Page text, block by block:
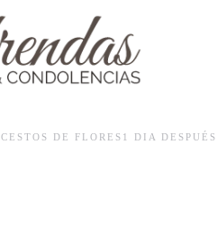
CESTOS DE FLORES 1 DIA DESPUÉS